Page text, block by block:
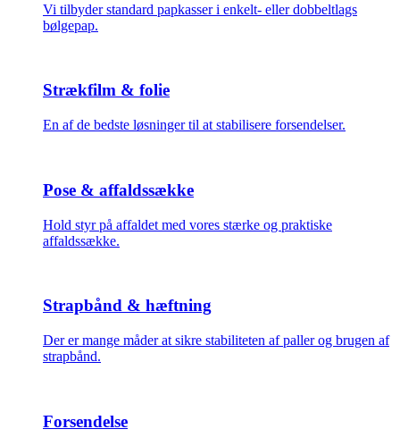
Vi tilbyder standard papkasser i enkelt- eller dobbeltlags
bølgepap.
Strækfilm & folie
En af de bedste løsninger til at stabilisere forsendelser.
Pose & affaldssække
Hold styr på affaldet med vores stærke og praktiske
affaldssække.
Strapbånd & hæftning
Der er mange måder at sikre stabiliteten af paller og brugen af
strapbånd.
Forsendelse